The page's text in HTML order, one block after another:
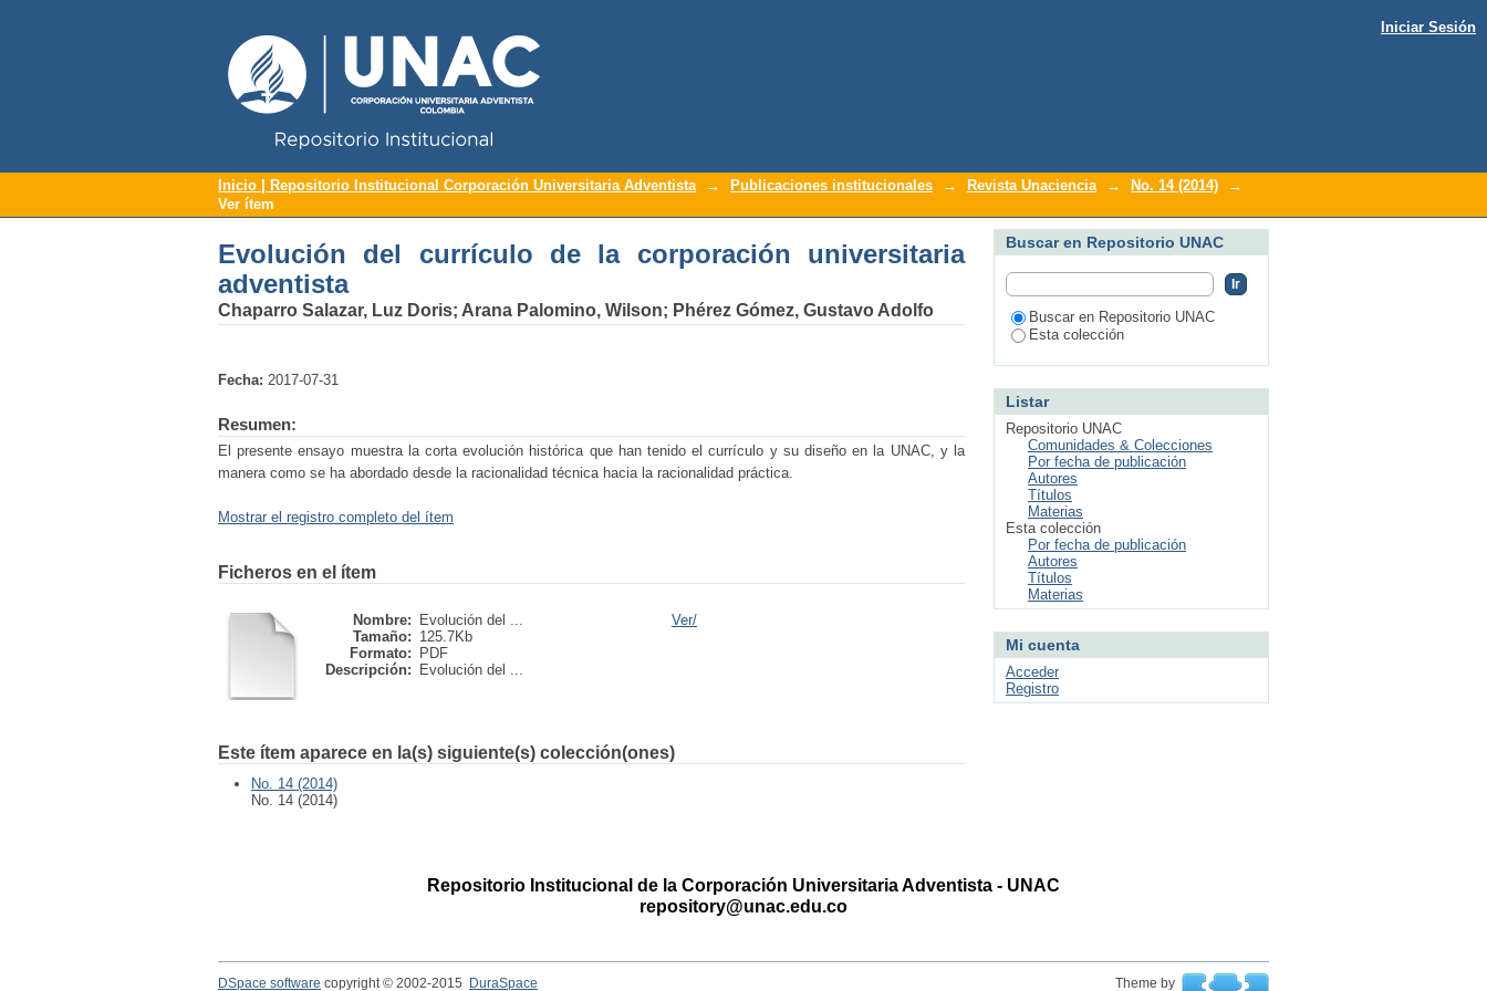
Evolución del currículo de la corporación universitaria adventista
Iniciar Sesión
Inicio | Repositorio Institucional Corporación Universitaria Adventista → Publicaciones institucionales → Revista Unaciencia → No. 14 (2014)
→
Ver ítem
Evolución del currículo de la corporación universitaria
adventista
Chaparro Salazar, Luz Doris; Arana Palomino, Wilson; Phérez Gómez, Gustavo Adolfo
Fecha: 2017-07-31
Resumen:
El presente ensayo muestra la corta evolución histórica que han tenido el currículo y su diseño en la UNAC, y la
manera como se ha abordado desde la racionalidad técnica hacia la racionalidad práctica.
Mostrar el registro completo del ítem
Ficheros en el ítem
Nombre:
Evolución del ...
Tamaño: 125.7Kb
Formato:
PDF
Descripción:
Evolución del ...
Ver/
Este ítem aparece en la(s) siguiente(s) colección(ones)
No. 14 (2014)
No. 14 (2014)
Buscar en Repositorio UNAC
Buscar en Repositorio UNAC
Esta colección
Listar
Repositorio UNAC
Comunidades & Colecciones
Por fecha de publicación
Autores
Títulos
Materias
Esta colección
Por fecha de publicación
Autores
Títulos
Materias
Mi cuenta
Acceder
Registro
Repositorio Institucional de la Corporación Universitaria Adventista - UNAC
repository@unac.edu.co
DSpace software copyright © 2002-2015 DuraSpace Theme by